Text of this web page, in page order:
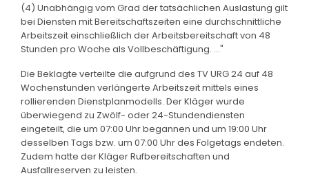
(4) Unabhängig vom Grad der tatsächlichen Auslastung gilt
bei Diensten mit Bereitschaftszeiten eine durchschnittliche
Arbeitszeit einschließlich der Arbeitsbereitschaft von 48
Stunden pro Woche als Vollbeschäftigung. ..."
Die Beklagte verteilte die aufgrund des TV URG 24 auf 48
Wochenstunden verlängerte Arbeitszeit mittels eines
rollierenden Dienstplanmodells. Der Kläger wurde
überwiegend zu Zwölf- oder 24-Stundendiensten
eingeteilt, die um 07:00 Uhr begannen und um 19:00 Uhr
desselben Tags bzw. um 07:00 Uhr des Folgetags endeten.
Zudem hatte der Kläger Rufbereitschaften und
Ausfallreserven zu leisten.